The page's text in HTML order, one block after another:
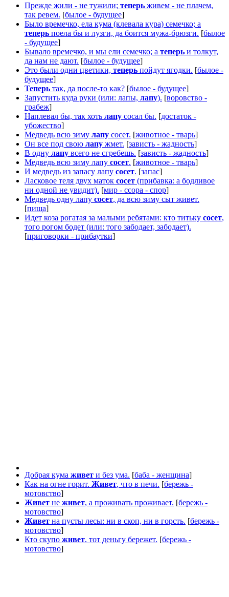
Прежде жили - не тужили; теперь живем - не плачем,
так ревем. [былое - будущее]
Было времечко, ела кума (клевала кура) семечко; а
теперь поела бы и лузги, да боится мужа-брюзги. [былое
- будущее]
Бывало времечко, и мы ели семечко; а теперь и толкут,
да нам не дают. [былое - будущее]
Это были одни цветики, теперь пойдут ягодки. [былое -
будущее]
Теперь так, да после-то как? [былое - будущее]
Запустить куда руки (или: лапы, лапу). [воровство -
грабеж]
Наплевал бы, так хоть лапу сосал бы. [достаток -
убожество]
Медведь всю зиму лапу сосет. [животное - тварь]
Он все под свою лапу жмет. [зависть - жадность]
В одну лапу всего не сгребешь. [зависть - жадность]
Медведь всю зиму лапу сосет. [животное - тварь]
И медведь из запасу лапу сосет. [запас]
Ласковое теля двух маток сосет (прибавка: а бодливое
ни одной не увидит). [мир - ссора - спор]
Медведь одну лапу сосет, да всю зиму сыт живет.
[пища]
Идет коза рогатая за малыми ребятами: кто титьку сосет,
того рогом бодет (или: того забодает, забодает).
[приговорки - прибаутки]
Добрая кума живет и без ума. [баба - женщина]
Как на огне горит. Живет, что в печи. [бережь -
мотовство]
Живет не живет, а проживать проживает. [бережь -
мотовство]
Живет на пусты лесы: ни в скоп, ни в горсть. [бережь -
мотовство]
Кто скупо живет, тот деньгу бережет. [бережь -
мотовство]